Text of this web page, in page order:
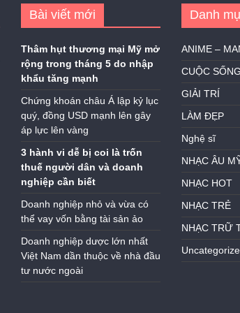
Bài viết mới
Thâm hụt thương mại Mỹ mở
rộng trong tháng 5 do nhập
khẩu tăng mạnh
Chứng khoán châu Á lập kỷ lục
quý, đồng USD mạnh lên gây
áp lực lên vàng
3 hành vi dễ bị coi là trốn
thuế người dân và doanh
nghiệp cần biết
Doanh nghiệp nhỏ và vừa có
thể vay vốn bằng tài sản ảo
Doanh nghiệp dược lớn nhất
Việt Nam dần thuộc về nhà đầu
tư nước ngoài
Danh
ANIME –
CUỘC SỐNG
GIẢI TRÍ
LÀM ĐẸP
Nghệ sĩ
NHẠC ÂU
NHẠC HOT
NHẠC TRẺ
NHẠC TRỮ